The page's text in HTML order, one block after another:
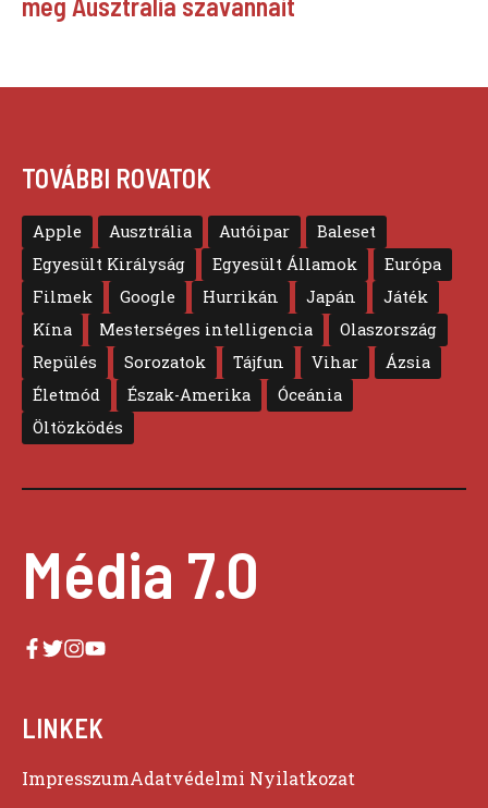
TOVÁBBI ROVATOK
Apple Ausztrália Autóipar
Baleset
Egyesült Királyság
Egyesült Államok
Európa
Filmek
Google Hurrikán Japán
Játék
Kína
Mesterséges intelligencia
Olaszország
Repülés
Sorozatok Tájfun Vihar
Ázsia
Életmód
Észak-Amerika
Óceánia
Öltözködés
Média 7.0
LINKEK
ImpresszumAdatvédelmi Nyilatkozat